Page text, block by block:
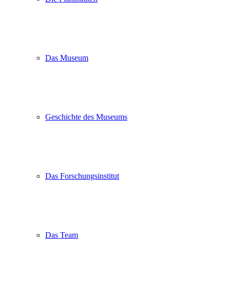
Das Museum
Geschichte des Museums
Das Forschungsinstitut
Das Team